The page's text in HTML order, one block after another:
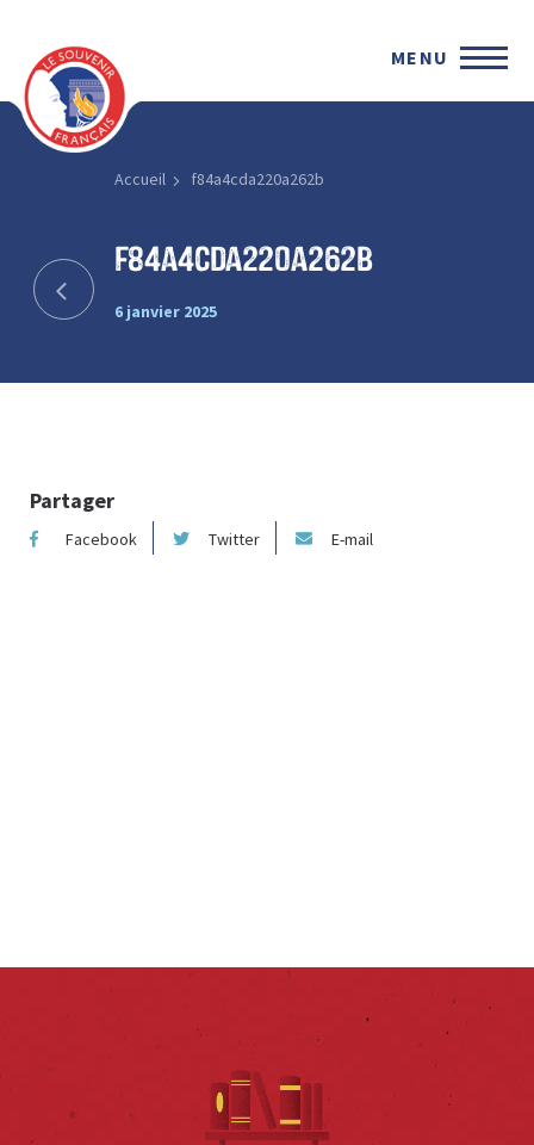
MENU
Accueil f84a4cda220a262b
f84a4cda220a262b
6 janvier 2025
Partager
Facebook Twitter E-mail